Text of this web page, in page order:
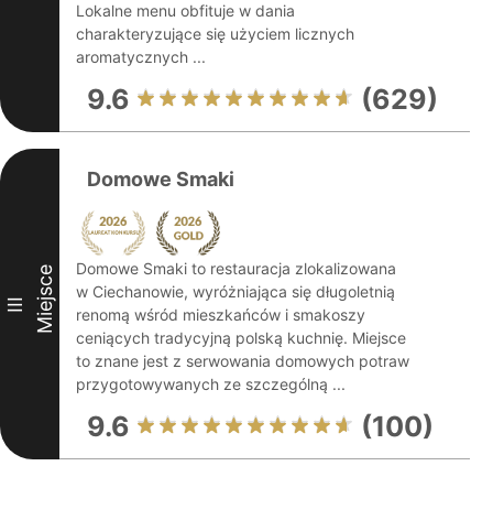
Lokalne menu obfituje w dania
charakteryzujące się użyciem licznych
aromatycznych ...
9.6 (629)
III Miejsce
Domowe Smaki
Domowe Smaki to restauracja zlokalizowana
w Ciechanowie, wyróżniająca się długoletnią
renomą wśród mieszkańców i smakoszy
ceniących tradycyjną polską kuchnię. Miejsce
to znane jest z serwowania domowych potraw
przygotowywanych ze szczególną ...
9.6 (100)